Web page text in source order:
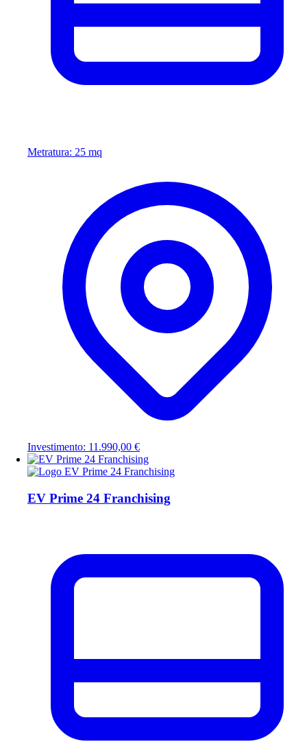
Metratura: 25 mq
Investimento: 11.990,00 €
EV Prime 24 Franchising